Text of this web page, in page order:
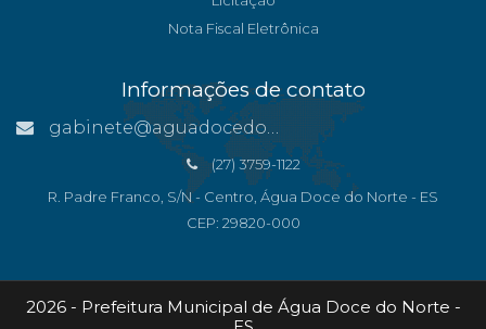
Nota Fiscal Eletrônica
Informações de contato
gabinete@aguadocedonorte.es.gov.br
(27) 3759-1122
R. Padre Franco, S/N - Centro, Água Doce do Norte - ES
CEP: 29820-000
2026 - Prefeitura Municipal de Água Doce do Norte -